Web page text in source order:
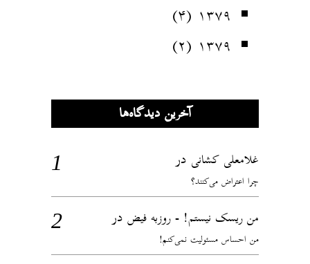
۱۳۷۹ (۴)
۱۳۷۹ (۲)
آخرین دیدگاه‌ها
غلامعلی کشانی در
چرا اعتراض می‌کنند؟
من ریسک نیستم! - روزبه فیض در
من احساس مسئولیت نمی‌کنم!